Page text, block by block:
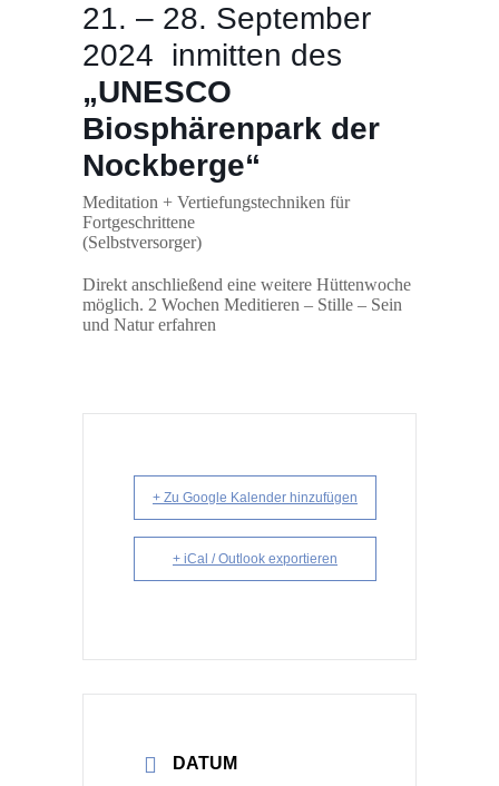
21. – 28. September
2024 inmitten des
„UNESCO
Biosphärenpark der
Nockberge“
Meditation + Vertiefungstechniken für
Fortgeschrittene
(Selbstversorger)
Direkt anschließend eine weitere Hüttenwoche
möglich. 2 Wochen Meditieren – Stille – Sein
und Natur erfahren
+ Zu Google Kalender hinzufügen
+ iCal / Outlook exportieren
DATUM